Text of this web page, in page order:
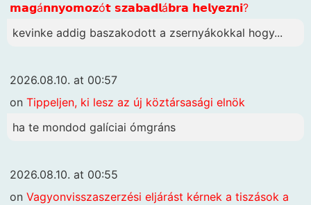
𝗺𝗮𝗴á𝗻𝗻𝘆𝗼𝗺𝗼𝘇ó𝘁 𝘀𝘇𝗮𝗯𝗮𝗱𝗹á𝗯𝗿𝗮 𝗵𝗲𝗹𝘆𝗲𝘇𝗻𝗶?
kevinke addig baszakodott a zsernyákokkal hogy...
2026.08.10. at 00:57
on Tippeljen, ki lesz az új köztársasági elnök
ha te mondod galíciai ómgráns
2026.08.10. at 00:55
on Vagyonvisszaszerzési eljárást kérnek a tiszások a